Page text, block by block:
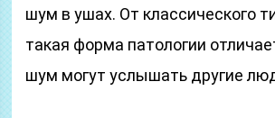
шум в ушах. От классического
такая форма патологии
шум могут услышать другие